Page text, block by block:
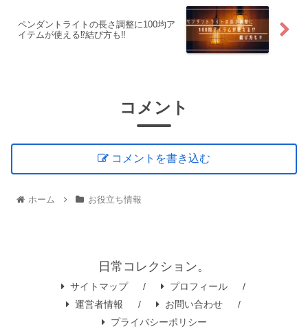
ペンダントライトの長さ調整に100均ア
イテムが使える⁉結び方も‼
コメント
コメントを書き込む
ホーム お役立ち情報
日常コレクション。
サイトマップ
プロフィール
運営者情報
お問い合わせ
プライバシーポリシー